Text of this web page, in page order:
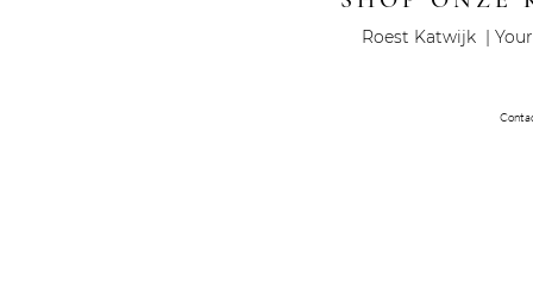
Roest Katwijk |